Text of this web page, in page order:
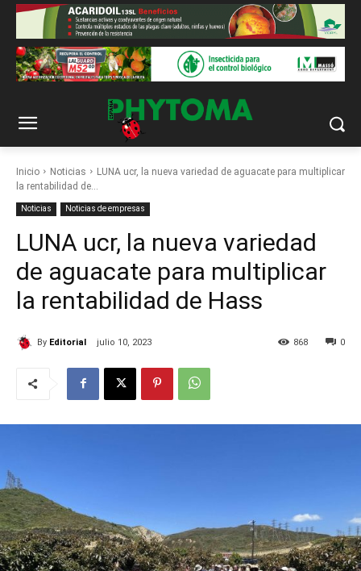
Inicio Noticias
LUNA ucr, la nueva variedad de aguacate para multiplicar
la rentabilidad de...
Noticias Noticias de empresas
LUNA ucr, la nueva variedad
de aguacate para multiplicar
la rentabilidad de Hass
By Editorial julio 10, 2023 0
868